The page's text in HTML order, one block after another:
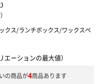
クス/ランチボックス/ワックスペ
エーションの最大値）
の商品が4商品あります